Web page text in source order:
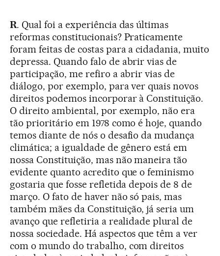
R. Qual foi a experiência das últimas
reformas constitucionais? Praticamente
foram feitas de costas para a cidadania, muito
depressa. Quando falo de abrir vias de
participação, me refiro a abrir vias de
diálogo, por exemplo, para ver quais novos
direitos podemos incorporar à Constituição.
O direito ambiental, por exemplo, não era
tão prioritário em 1978 como é hoje, quando
temos diante de nós o desafio da mudança
climática; a igualdade de gênero está em
nossa Constituição, mas não maneira tão
evidente quanto acredito que o feminismo
gostaria que fosse refletida depois de 8 de
março. O fato de haver não só pais, mas
também mães da Constituição, já seria um
avanço que refletiria a realidade plural de
nossa sociedade. Há aspectos que têm a ver
com o mundo do trabalho, com direitos